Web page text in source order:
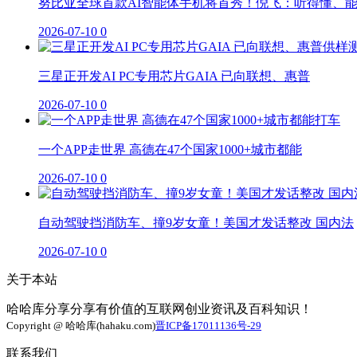
2026-07-10 0
三星正开发AI PC专用芯片GAIA 已向联想、惠普
2026-07-10 0
一个APP走世界 高德在47个国家1000+城市都能
2026-07-10 0
自动驾驶挡消防车、撞9岁女童！美国才发话整改 国内法
2026-07-10 0
关于本站
哈哈库分享分享有价值的互联网创业资讯及百科知识！
Copyright @ 哈哈库(hahaku.com)晋ICP备17011136号-29
联系我们